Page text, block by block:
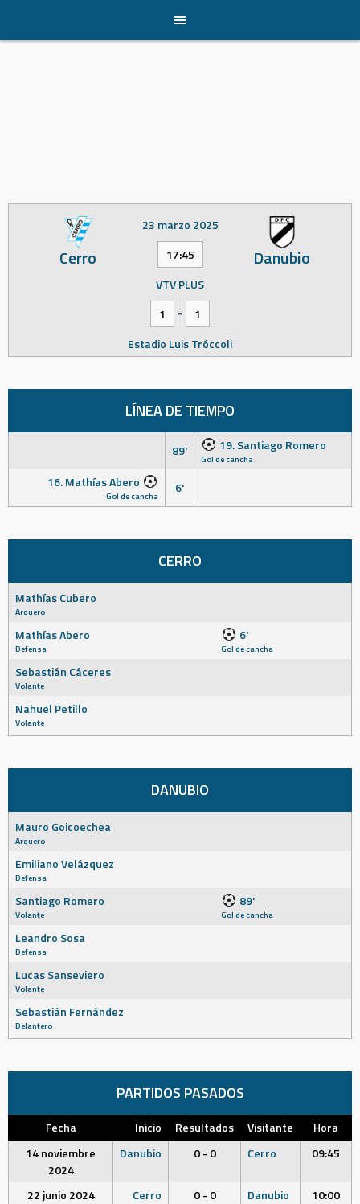
content
Cerro Danubio
23 marzo 2025
17:45
VTV PLUS
1
-
1
Estadio Luis Tróccoli
LÍNEA DE TIEMPO
89' 19. Santiago Romero
Gol de cancha
16. Mathías Abero
Gol de cancha 6'
CERRO
Mathías Cubero
Arquero
Mathías Abero
Defensa
6'
Gol de cancha
Sebastián Cáceres
Volante
Nahuel Petillo
Volante
DANUBIO
Mauro Goicoechea
Arquero
Emiliano Velázquez
Defensa
Santiago Romero
Volante
89'
Gol de cancha
Leandro Sosa
Defensa
Lucas Sanseviero
Volante
Sebastián Fernández
Delantero
PARTIDOS PASADOS
Fecha Inicio Resultados Visitante
Hora
14 noviembre
2024
Danubio 0 - 0 Cerro 09:45
22 junio 2024 Cerro 0 - 0 Danubio
10:00